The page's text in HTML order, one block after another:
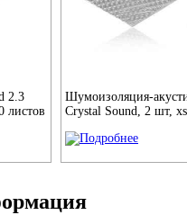
2.3
листов
Шумоизоляция-
Crystal Sound, 2 шт,